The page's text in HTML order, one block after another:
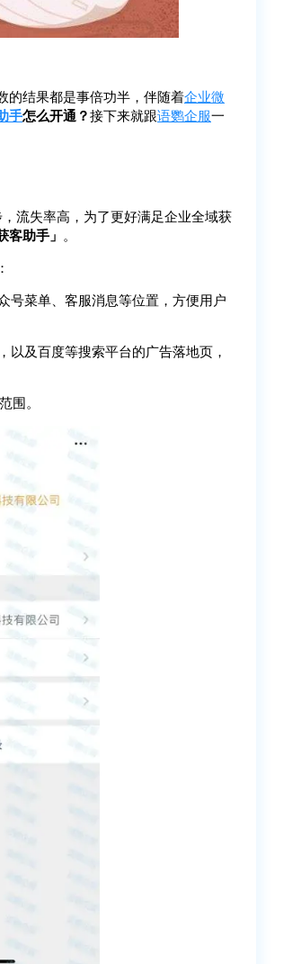
的结果都是事倍功半，伴随着企业微
手怎么开通？接下来就跟语鹦企服一
流失率高，为了更好满足企业全域获
客助手」 。
号菜单、客服消息等位置，方便用户
及百度等搜索平台的广告落地页，
围。